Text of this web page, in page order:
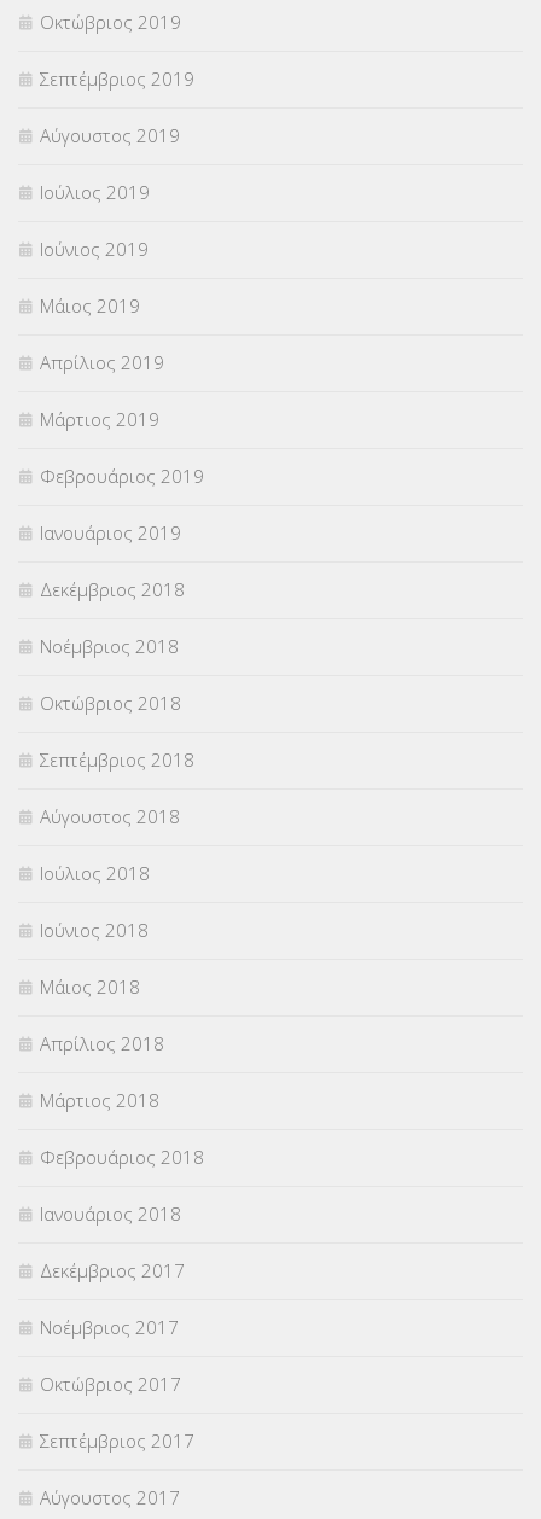
Οκτώβριος 2019
Σεπτέμβριος 2019
Αύγουστος 2019
Ιούλιος 2019
Ιούνιος 2019
Μάιος 2019
Απρίλιος 2019
Μάρτιος 2019
Φεβρουάριος 2019
Ιανουάριος 2019
Δεκέμβριος 2018
Νοέμβριος 2018
Οκτώβριος 2018
Σεπτέμβριος 2018
Αύγουστος 2018
Ιούλιος 2018
Ιούνιος 2018
Μάιος 2018
Απρίλιος 2018
Μάρτιος 2018
Φεβρουάριος 2018
Ιανουάριος 2018
Δεκέμβριος 2017
Νοέμβριος 2017
Οκτώβριος 2017
Σεπτέμβριος 2017
Αύγουστος 2017